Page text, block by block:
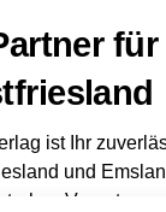
ist Ihr
und
Ver­net­zung